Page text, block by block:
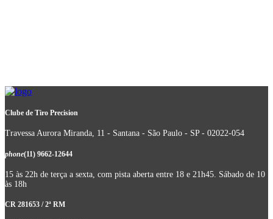
Clube de Tiro Precision
Travessa Aurora Miranda, 11 - Santana - São Paulo - SP - 02022-054
phone(11) 9662-12644
15 às 22h de terça a sexta, com pista aberta entre 18 e 21h45. Sábado de 10
às 18h
CR 281653 / 2ª RM